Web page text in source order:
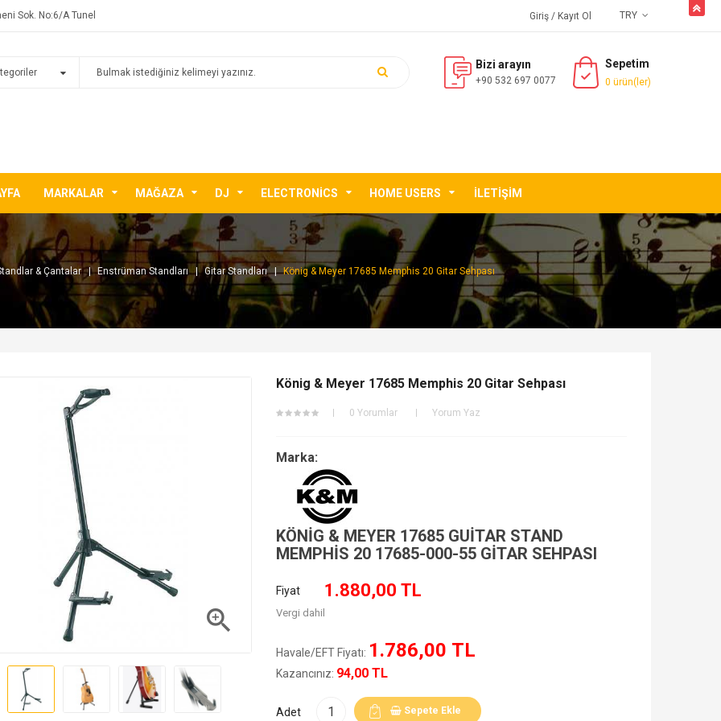
Sok. No:6/A Tunel TRY
Giriş / Kayıt Ol
Bizi arayın
+90 532 697 0077
Sepetim
0 ürün(ler)
MARKALAR MAĞAZA DJ ELECTRONICS HOME USERS İLETIŞIM
& Çantalar Enstrüman Standları Gitar Standları König & Meyer 17685 Memphis 20 Gitar Sehpası

König & Meyer 17685 Memphis 20 Gitar Sehpası
0 Yorumlar Yorum Yaz
Marka:
KÖNIG & MEYER 17685 GUITAR STAND
MEMPHIS 20 17685-000-55 GITAR SEHPASI
Fiyat 1.880,00 TL
Vergi dahil
Havale/EFT Fiyatı: 1.786,00 TL
Kazancınız: 94,00 TL
Adet Sepete Ekle